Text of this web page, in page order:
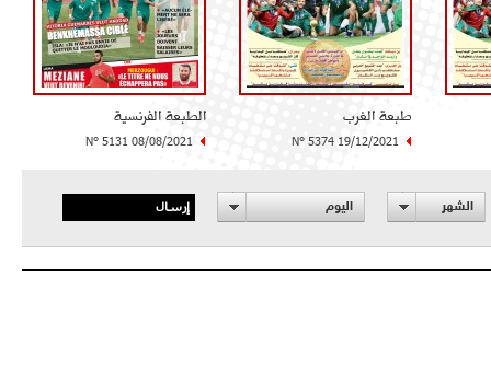
طبعة الغرب
N° 5374 19/12/2021
الطبعة الفرنسية
N° 5131 08/08/2021
الشهر اليوم إرسال